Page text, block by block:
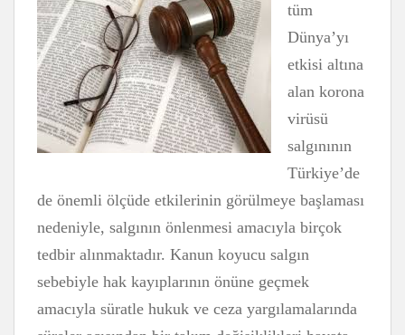
tüm
Dünya’yı
etkisi altına
alan korona
virüsü
salgınının
Türkiye’de
de önemli ölçüde etkilerinin görülmeye başlaması
nedeniyle, salgının önlenmesi amacıyla birçok
tedbir alınmaktadır. Kanun koyucu salgın
sebebiyle hak kayıplarının önüne geçmek
amacıyla süratle hukuk ve ceza yargılamalarında